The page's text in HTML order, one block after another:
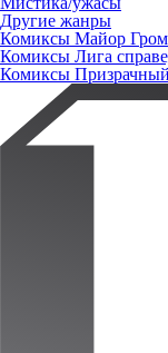
Другие жанры
Комиксы Майор Гром
Комиксы Лига
Комиксы